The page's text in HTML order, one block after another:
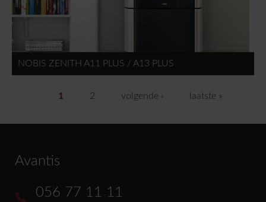
NOBIS ZENITH A11 PLUS / A13 PLUS
1 2 volgende › laatste »
Avantis
056 77 11 11